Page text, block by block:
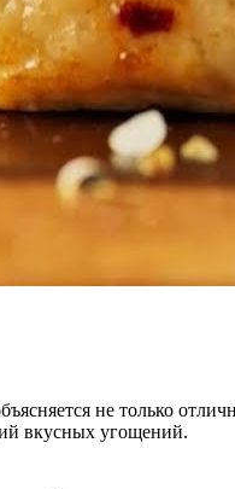
не только
вкусных угощений.